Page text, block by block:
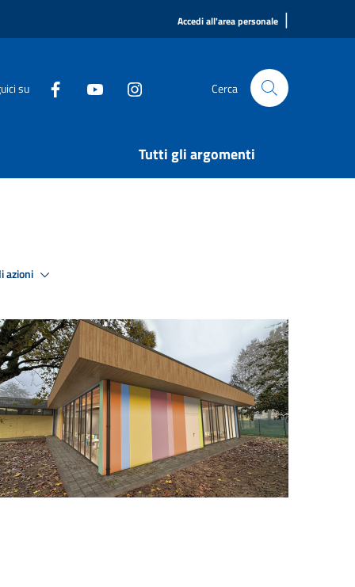
Accedi all'area personale |
su Cerca
Tutti gli argomenti
azioni